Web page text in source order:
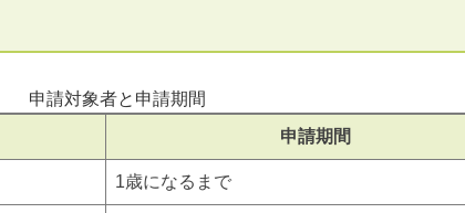
申請対象者と申請期間
申請期間
1歳になるまで